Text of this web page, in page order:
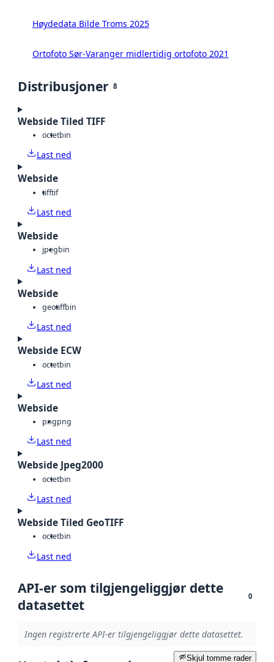
Høydedata Bilde Troms 2025
Ortofoto Sør-Varanger midlertidig ortofoto 2021
Distribusjoner 8
Webside Tiled TIFF
octetbin
Last ned
Webside
tifftif
Last ned
Webside
jpegbin
Last ned
Webside
geotiffbin
Last ned
Webside ECW
octetbin
Last ned
Webside
pngpng
Last ned
Webside Jpeg2000
octetbin
Last ned
Webside Tiled GeoTIFF
octetbin
Last ned
API-er som tilgjengeliggjør dette
datasettet
0
Ingen registrerte API-er tilgjengeliggjør dette datasettet.
Skjul tomme rader